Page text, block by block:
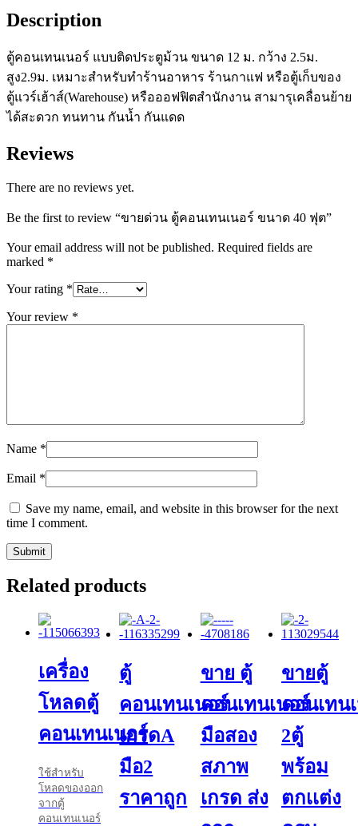
Description
ตู้คอนเทนเนอร์ แบบติดประตูม้วน ขนาด 12 ม. กว้าง 2.5ม.
สูง2.9ม. เหมาะสำหรับทำร้านอาหาร ร้านกาแฟ หรือตู้เก็บของ
ตู้แวร์เฮ้าส์(Warehouse) หรือออฟฟิตสำนักงาน สามารุเคลื่อนย้าย
ได้สะดวก ทนทาน กันน้ำ กันแดด
Reviews
There are no reviews yet.
Be the first to review “ขายด่วน ตู้คอนเทนเนอร์ ขนาด 40 ฟุต”
Your email address will not be published. Required fields are
marked *
Your rating *
Your review *
Name *
Email *
Save my name, email, and website in this browser for the next
time I comment.
Related products
เครื่อง
โหลดตู้
คอนเทนเนอร์
ใช้สำหรับ
โหลดของออก
จากตู้
คอนเทนเนอร์
ตู้
คอนเทนเนอร์
เกรดA
มือ2
ราคาถูก
ขาย ตู้
คอนเทนเนอร์
มือสอง
สภาพ
เกรด ส่ง
ขายตู้
คอนเทน
2ตู้
พร้อม
ตกเเต่ง